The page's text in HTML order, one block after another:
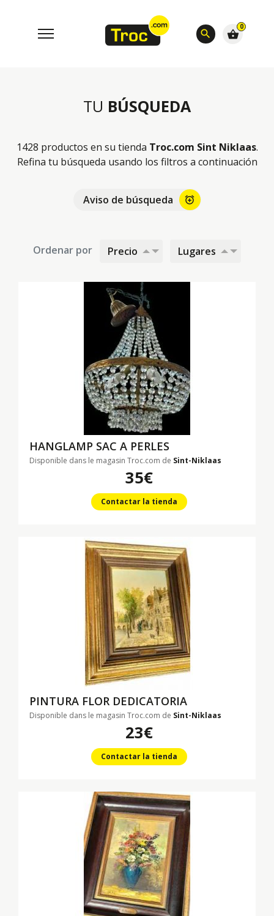
search
0
shopping_basket
TU BÚSQUEDA
1428 productos en su tienda Troc.com Sint Niklaas.
Refina tu búsqueda usando los filtros a continuación
Aviso de búsqueda alarm_add
Ordenar por Precio Lugares
HANGLAMP SAC A PERLES
Disponible dans le magasin Troc.com de Sint-Niklaas
35€
Contactar la tienda
PINTURA FLOR DEDICATORIA
Disponible dans le magasin Troc.com de Sint-Niklaas
23€
Contactar la tienda